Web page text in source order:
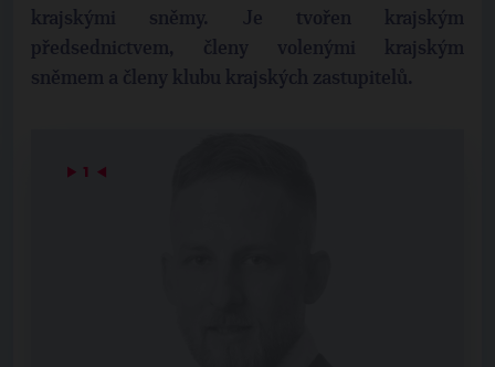
krajskými sněmy. Je tvořen krajským
předsednictvem, členy volenými krajským
sněmem a členy klubu krajských zastupitelů.
▶ 1 ◀